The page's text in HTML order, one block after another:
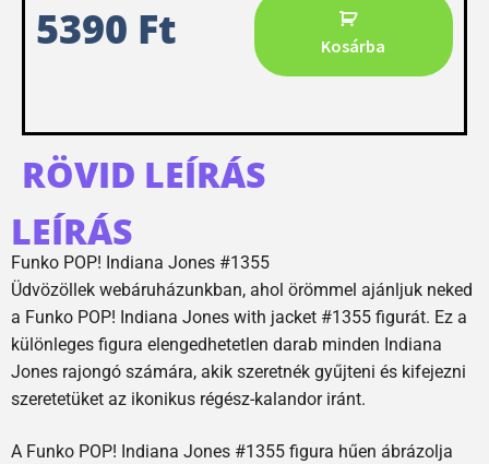
5390 Ft Kosárba
RÖVID LEÍRÁS
LEÍRÁS
Funko POP! Indiana Jones #1355
Üdvözöllek webáruházunkban, ahol örömmel ajánljuk neked
a Funko POP! Indiana Jones with jacket #1355 figurát. Ez a
különleges figura elengedhetetlen darab minden Indiana
Jones rajongó számára, akik szeretnék gyűjteni és kifejezni
szeretetüket az ikonikus régész-kalandor iránt.
A Funko POP! Indiana Jones #1355 figura hűen ábrázolja